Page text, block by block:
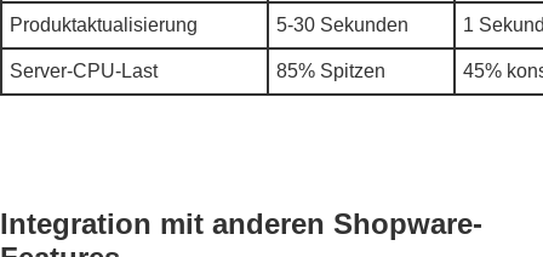
Produktaktualisierung 5-30 Sekunden 1
Server-CPU-Last 85% Spitzen 45%
Integration mit anderen Shopware-